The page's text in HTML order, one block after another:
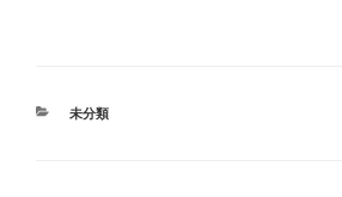
カ
未分類